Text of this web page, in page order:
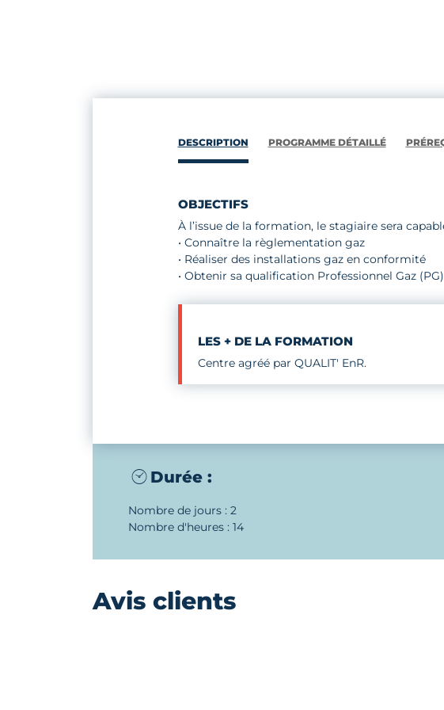
DESCRIPTION PROGRAMME DÉTAILLÉ
OBJECTIFS
À l’issue de la formation, le stagiaire sera
• Connaître la règlementation gaz
• Réaliser des installations gaz en conformité
• Obtenir sa qualification Professionnel Gaz (PG)
LES + DE LA FORMATION
Centre agréé par QUALIT' EnR.
Durée :
Nombre de jours : 2
Nombre d'heures : 14
Avis clients